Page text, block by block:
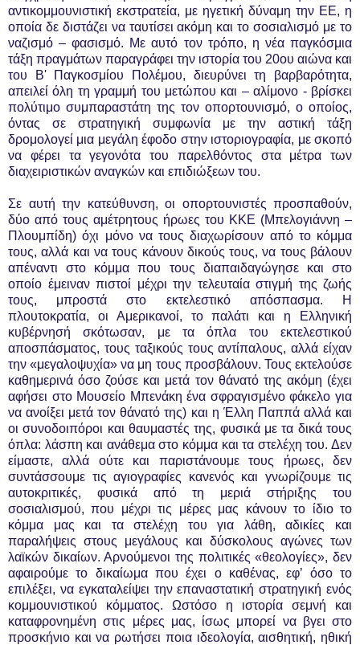
αντικομμουνιστική εκστρατεία, με ηγετική δύναμη την ΕΕ, η
οποία δε διστάζει να ταυτίσει ακόμη και το σοσιαλισμό με το
ναζισμό – φασισμό. Με αυτό τον τρόπο, η νέα παγκόσμια
τάξη πραγμάτων παραγράφει την ιστορία του 20ου αιώνα και
του Β' Παγκοσμίου Πολέμου, διευρύνει τη βαρβαρότητα,
απειλεί όλη τη γραμμή του μετώπου και – αλίμονο - βρίσκει
πολύτιμο συμπαραστάτη της τον οπορτουνισμό, ο οποίος,
όντας σε στρατηγική συμφωνία με την αστική τάξη
δρομολογεί μια μεγάλη έφοδο στην ιστοριογραφία, με σκοπό
να φέρει τα γεγονότα του παρελθόντος στα μέτρα των
διαχειριστικών αναγκών και επιδιώξεων του.
Σε αυτή την κατεύθυνση, οι οπορτουνιστές προσπαθούν,
δύο από τους αμέτρητους ήρωες του ΚΚΕ (Μπελογιάννη –
Πλουμπίδη) όχι μόνο να τους διαχωρίσουν από το κόμμα
τους, αλλά και να τους κάνουν δικούς τους, να τους βάλουν
απέναντι στο κόμμα που τους διαπαιδαγώγησε και στο
οποίο έμειναν πιστοί μέχρι την τελευταία στιγμή της ζωής
τους, μπροστά στο εκτελεστικό απόσπασμα. Η
πλουτοκρατία, οι Αμερικανοί, το παλάτι και η Ελληνική
κυβέρνησή σκότωσαν, με τα όπλα του εκτελεστικού
αποσπάσματος, τους ταξικούς τους αντίπαλους, αλλά είχαν
την «μεγαλοψυχία» να μη τους προσβάλουν. Τους εκτελούσε
καθημερινά όσο ζούσε και μετά τον θάνατό της ακόμη (έχει
αφήσει στο Μουσείο Μπενάκη ένα σφραγισμένο φάκελο για
να ανοίξει μετά τον θάνατό της) και η Έλλη Παππά αλλά και
οι συνοδοιπόροι και θαυμαστές της, φυσικά με τα δικά τους
όπλα: λάσπη και ανάθεμα στο κόμμα και τα στελέχη του. Δεν
είμαστε, αλλά ούτε και παριστάνουμε τους ήρωες, δεν
συντάσσουμε τις αγιογραφίες κανενός και γνωρίζουμε τις
αυτοκριτικές, φυσικά από τη μεριά στήριξης του
σοσιαλισμού, που μέχρι τις μέρες μας κάνουν το ίδιο το
κόμμα μας και τα στελέχη του για λάθη, αδικίες και
παραλήψεις στους μεγάλους και δύσκολους αγώνες των
λαϊκών δικαίων. Αρνούμενοι της πολιτικές «θεολογίες», δεν
αφαιρούμε το δικαίωμα που έχει ο καθένας, εφ’ όσο το
επιλέξει, να εγκαταλείψει την επαναστατική στρατηγική ενός
κομμουνιστικού κόμματος. Ωστόσο η ιστορία σεμνή και
καταφρονημένη στις μέρες μας, ίσως μπορεί να βγει στο
προσκήνιο και να ρωτήσει ποια ιδεολογία, αισθητική, ηθική